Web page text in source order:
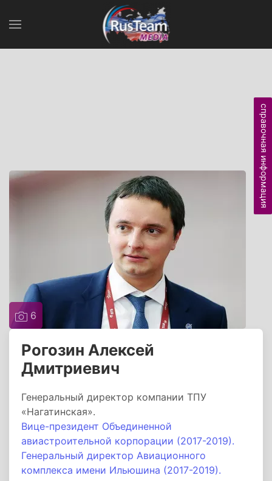
6
Рогозин Алексей
Дмитриевич
Генеральный директор компании ТПУ
«Нагатинская».
Вице-президент Объединенной
авиастроительной корпорации (2017-2019).
Генеральный директор Авиационного
комплекса имени Ильюшина (2017-2019).
справочная информация